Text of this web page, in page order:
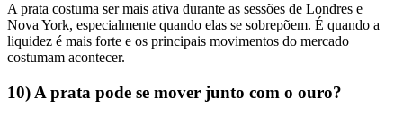
A prata costuma ser mais ativa durante as sessões de Londres e
Nova York, especialmente quando elas se sobrepõem. É quando a
liquidez é mais forte e os principais movimentos do mercado
costumam acontecer.
10) A prata pode se mover junto com o ouro?